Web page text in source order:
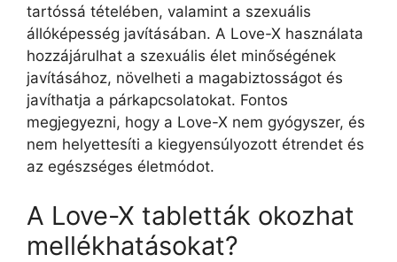
tartóssá tételében, valamint a szexuális
állóképesség javításában. A Love-X használata
hozzájárulhat a szexuális élet minőségének
javításához, növelheti a magabiztosságot és
javíthatja a párkapcsolatokat. Fontos
megjegyezni, hogy a Love-X nem gyógyszer, és
nem helyettesíti a kiegyensúlyozott étrendet és
az egészséges életmódot.
A Love-X tabletták okozhat
mellékhatásokat?